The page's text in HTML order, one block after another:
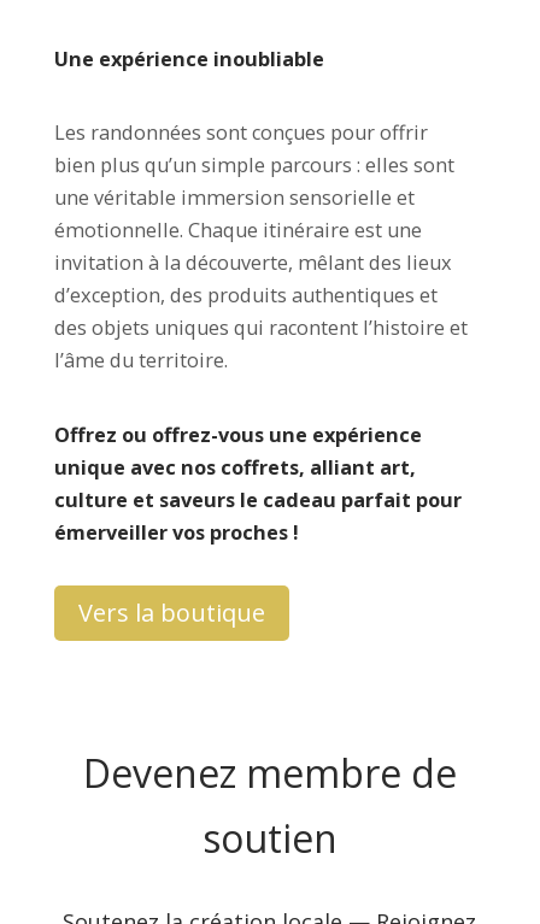
Une expérience inoubliable
Les randonnées sont conçues pour offrir
bien plus qu’un simple parcours : elles sont
une véritable immersion sensorielle et
émotionnelle. Chaque itinéraire est une
invitation à la découverte, mêlant des lieux
d’exception, des produits authentiques et
des objets uniques qui racontent l’histoire et
l’âme du territoire.
Offrez ou offrez-vous une expérience
unique avec nos coffrets, alliant art,
culture et saveurs le cadeau parfait pour
émerveiller vos proches !
Vers la boutique
Devenez membre de
soutien